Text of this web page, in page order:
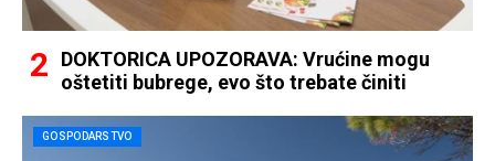
DOKTORICA UPOZORAVA: Vrućine mogu
oštetiti bubrege, evo što trebate činiti
GOSPODARSTVO